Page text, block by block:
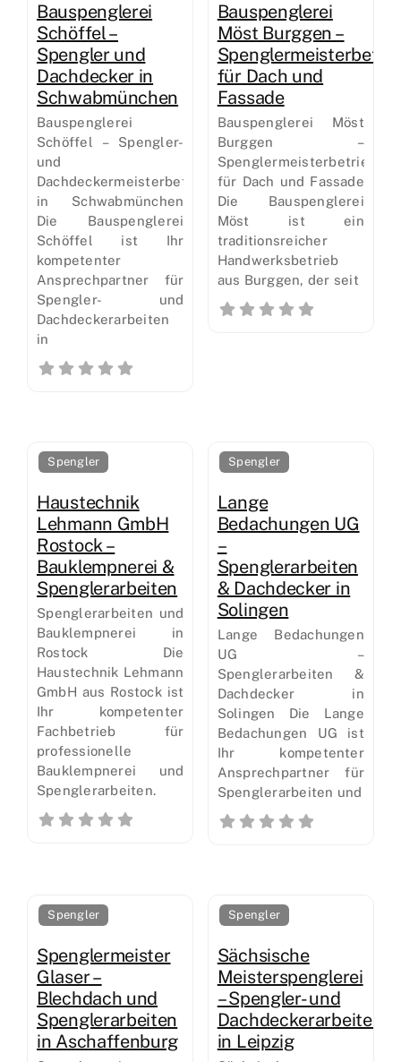
Bauspenglerei
Schöffel –
Spengler und
Dachdecker in
Schwabmünchen
Bauspenglerei
Schöffel – Spengler-
und
Dachdeckermeisterbetrieb
in Schwabmünchen
Die Bauspenglerei
Schöffel ist Ihr
kompetenter
Ansprechpartner für
Spengler- und
Dachdeckerarbeiten
in
Bauspenglerei
Möst Burggen –
für Dach und
Fassade
Bauspenglerei Möst
Burggen –
Spenglermeisterbetrieb
für Dach und Fassade
Die Bauspenglerei
Möst ist ein
traditionsreicher
Handwerksbetrieb
aus Burggen, der seit
Spengler
Haustechnik
Lehmann GmbH
Rostock –
Bauklempnerei &
Spenglerarbeiten
Spenglerarbeiten und
Bauklempnerei in
Rostock Die
Haustechnik Lehmann
GmbH aus Rostock ist
Ihr kompetenter
Fachbetrieb für
professionelle
Bauklempnerei und
Spenglerarbeiten.
Spengler
Lange
Bedachungen UG
–
Spenglerarbeiten
& Dachdecker in
Solingen
Lange Bedachungen
UG –
Spenglerarbeiten &
Dachdecker in
Solingen Die Lange
Bedachungen UG ist
Ihr kompetenter
Ansprechpartner für
Spenglerarbeiten und
Spengler
Spenglermeister
Glaser –
Blechdach und
Spenglerarbeiten
in Aschaffenburg
Spengler
Sächsische
Meisterspenglerei
– Spengler- und
Dachdeckerarbeiten
in Leipzig